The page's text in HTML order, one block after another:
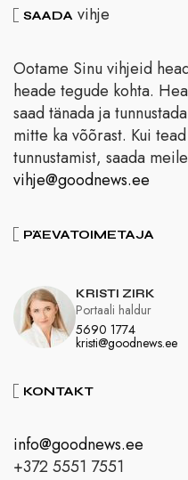
SAADA vihje
Ootame Sinu vihjeid
heade tegude kohta.
saad tänada ja
mitte ka võõrast. Kui
tunnustamist, saada
vihje@goodnews.ee
PÄEVATOIMETAJA
KRISTI ZIRK
5690 1774
kristi@goodnews.ee
Portaali haldur
KONTAKT
info@goodnews.ee
+372 5551 7551